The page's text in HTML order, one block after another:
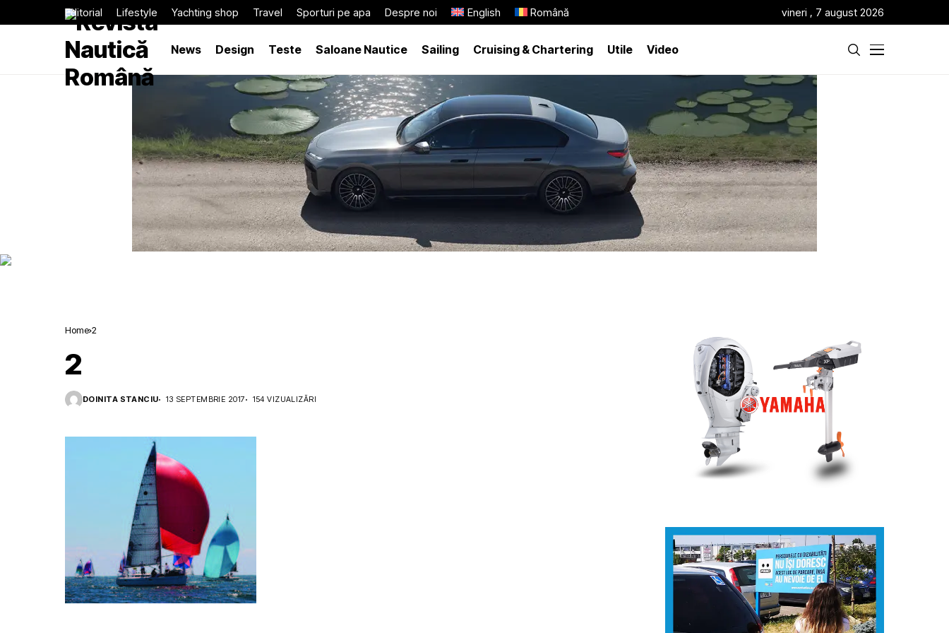
Editorial Lifestyle Yachting shop Travel Sporturi pe apa Despre noi English Română vineri , 7 august 2026
News Design Teste Saloane Nautice Sailing Cruising & Chartering Utile Video
Home 2
2
DOINITA STANCIU 13 SEPTEMBRIE 2017 154 VIZUALIZĂRI